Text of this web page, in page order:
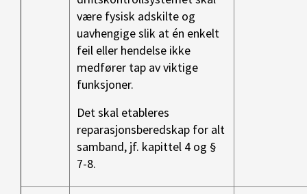
være fysisk adskilte og
uavhengige slik at én enkelt
feil eller hendelse ikke
medfører tap av viktige
funksjoner.
Det skal etableres
reparasjonsberedskap for alt
samband, jf. kapittel 4 og §
7-8.